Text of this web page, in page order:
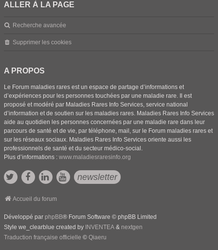
ALLER À LA PAGE
Recherche avancée
Supprimer les cookies
A PROPOS
Le Forum maladies rares est un espace de partage d’informations et
d’expériences pour les personnes touchées par une maladie rare. Il est
proposé et modéré par Maladies Rares Info Services, service national
d’information et de soutien sur les maladies rares. Maladies Rares Info Services
aide au quotidien les personnes concernées par une maladie rare dans leur
parcours de santé et de vie, par téléphone, mail, sur le Forum maladies rares et
sur les réseaux sociaux. Maladies Rares Info Services oriente aussi les
professionnels de santé et du secteur médico-social.
Plus d’informations : www.maladiesraresinfo.org
newsletter
Accueil du forum
Développé par phpBB® Forum Software © phpBB Limited
Style we_clearblue created by INVENTEA & nextgen
Traduction française officielle © Qiaeru